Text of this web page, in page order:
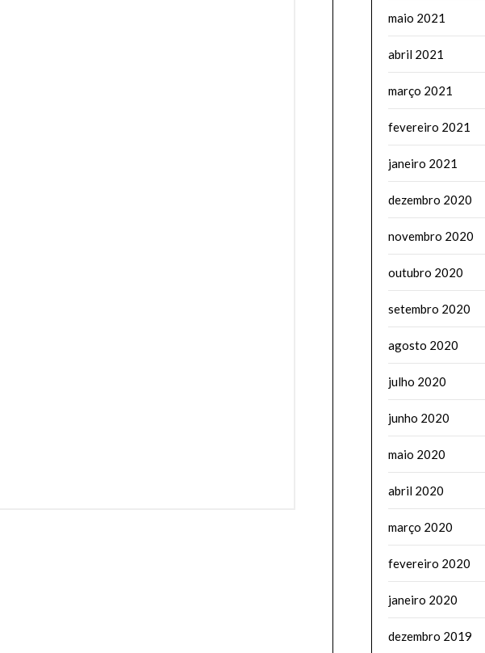
maio 2021
abril 2021
março 2021
fevereiro 2021
janeiro 2021
dezembro 2020
novembro 2020
outubro 2020
setembro 2020
agosto 2020
julho 2020
junho 2020
maio 2020
abril 2020
março 2020
fevereiro 2020
janeiro 2020
dezembro 2019